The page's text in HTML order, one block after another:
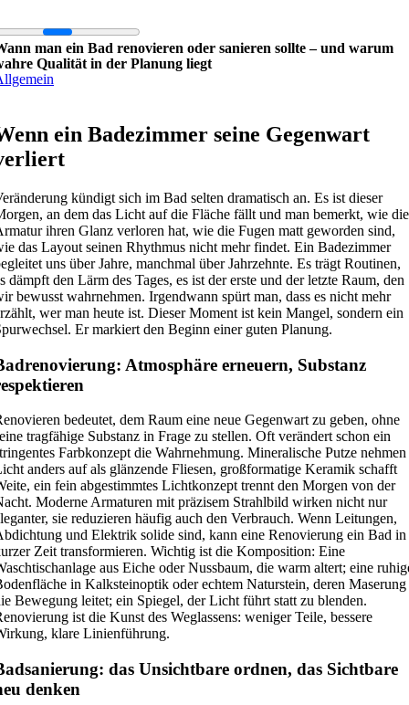
Inhalt
springenman ein Bad renovieren oder sanieren sollte – und warum
Qualität in der Planung liegt
ein Badezimmer seine Gegenwart
kündigt sich im Bad selten dramatisch an. Es ist dieser
an dem das Licht auf die Fläche fällt und man bemerkt, wie die
ihren Glanz verloren hat, wie die Fugen matt geworden sind,
das Layout seinen Rhythmus nicht mehr findet. Ein Badezimmer
uns über Jahre, manchmal über Jahrzehnte. Es trägt Routinen,
dämpft den Lärm des Tages, es ist der erste und der letzte Raum, den
bewusst wahrnehmen. Irgendwann spürt man, dass es nicht mehr
wer man heute ist. Dieser Moment ist kein Mangel, sondern ein
Er markiert den Beginn einer guten Planung.
Atmosphäre erneuern, Substanz
bedeutet, dem Raum eine neue Gegenwart zu geben, ohne
tragfähige Substanz in Frage zu stellen. Oft verändert schon ein
Farbkonzept die Wahrnehmung. Mineralische Putze nehmen
anders auf als glänzende Fliesen, großformatige Keramik schafft
ein fein abgestimmtes Lichtkonzept trennt den Morgen von der
Moderne Armaturen mit präzisem Strahlbild wirken nicht nur
sie reduzieren häufig auch den Verbrauch. Wenn Leitungen,
und Elektrik solide sind, kann eine Renovierung ein Bad in
Zeit transformieren. Wichtig ist die Komposition: Eine
aus Eiche oder Nussbaum, die warm altert; eine
in Kalksteinoptik oder echtem Naturstein, deren Maserung
Bewegung leitet; ein Spiegel, der Licht führt statt zu blenden.
ist die Kunst des Weglassens: weniger Teile, bessere
klare Linienführung.
das Unsichtbare ordnen, das Sichtbare
denken